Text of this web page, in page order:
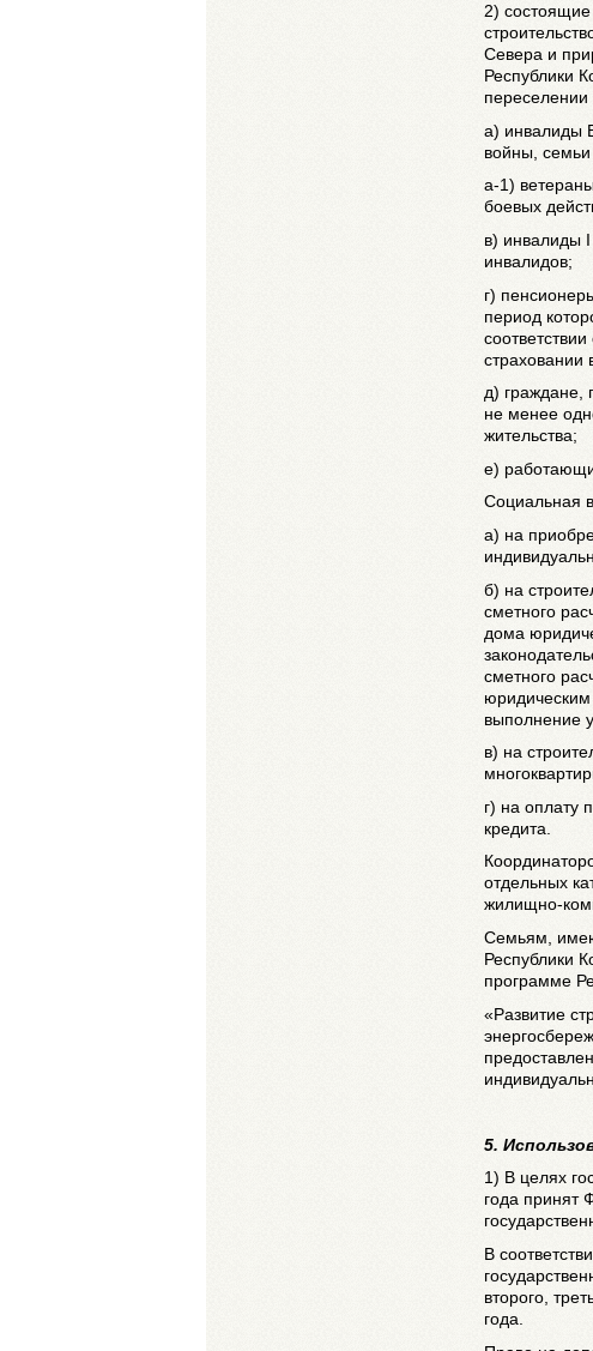
2)
Севера и
Республики
а) инвалиды
войны, семьи
а-1)
боевых
в) инвалиды
инвалидов;
г)
период
страховании
д) граждане,
не менее
жительства;
е)
Социальная
а) на
б) на
сметного
дома
сметного
выполнение
в) на
г) на оплату
кредита.
отдельных
жилищно-
Семьям,
Республики
программе
«Развитие
5.
1) В целях
года принят
В
второго,
года.